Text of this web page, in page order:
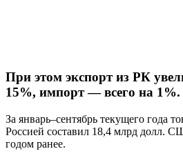
При этом экспорт из РК
15%, импорт — всего на 1%.
За январь–сентябрь текущего года
Россией составил 18,4 млрд долл.
годом ранее.